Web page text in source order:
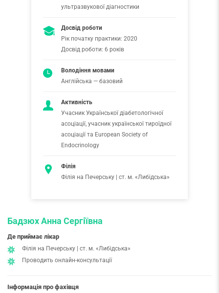
ультразвукової діагностики
Досвід роботи
Рік початку практики: 2020
Досвід роботи: 6 років
Володіння мовами
Англійська — базовий
Активність
Учасник Української діабетологічної
асоціації, учасник української тироїдної
асоціації та European Society of
Endocrinology
Філія
Філія на Печерську | ст. м. «Либідська»
Бадзюх Анна Сергіївна
Де приймає лікар
Філія на Печерську | ст. м. «Либідська»
Проводить онлайн-консультації
Інформація про фахівця